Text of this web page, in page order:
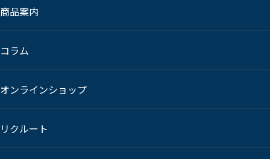
商品案内
コラム
オンラインショップ
リクルート